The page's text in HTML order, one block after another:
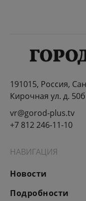
191015, Россия,
Кирочная ул. д. 50б
vr@gorod-plus.tv
+7 812 246-11-10
НАВИГАЦИЯ
Новости
Подробности